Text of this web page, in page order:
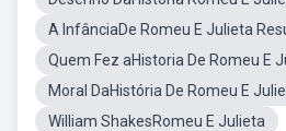
A InfânciaDe Romeu E Julieta
Quem Fez aHistoria De Romeu E
Moral DaHistória De Romeu E
William ShakesRomeu E Julieta